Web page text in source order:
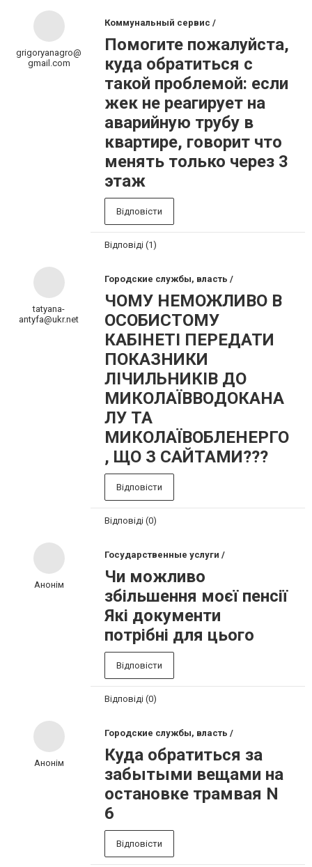
grigoryanagro@
gmail.com
Коммунальный сервис /
Помогите пожалуйста,
куда обратиться с
такой проблемой: если
жек не реагирует на
аварийную трубу в
квартире, говорит что
менять только через 3
этаж
Відповісти
Відповіді (1)
tatyana-
antyfa@ukr.net
Городские службы, власть /
ЧОМУ НЕМОЖЛИВО В
ОСОБИСТОМУ
КАБІНЕТІ ПЕРЕДАТИ
ПОКАЗНИКИ
ЛІЧИЛЬНИКІВ ДО
МИКОЛАЇВВОДОКАНА
ЛУ ТА
МИКОЛАЇВОБЛЕНЕРГО
, ЩО З САЙТАМИ???
Відповісти
Відповіді (0)
Анонім
Государственные услуги /
Чи можливо
збільшення моєї пенсії
Які документи
потрібні для цього
Відповісти
Відповіді (0)
Анонім
Городские службы, власть /
Куда обратиться за
забытыми вещами на
остановке трамвая N
6
Відповісти